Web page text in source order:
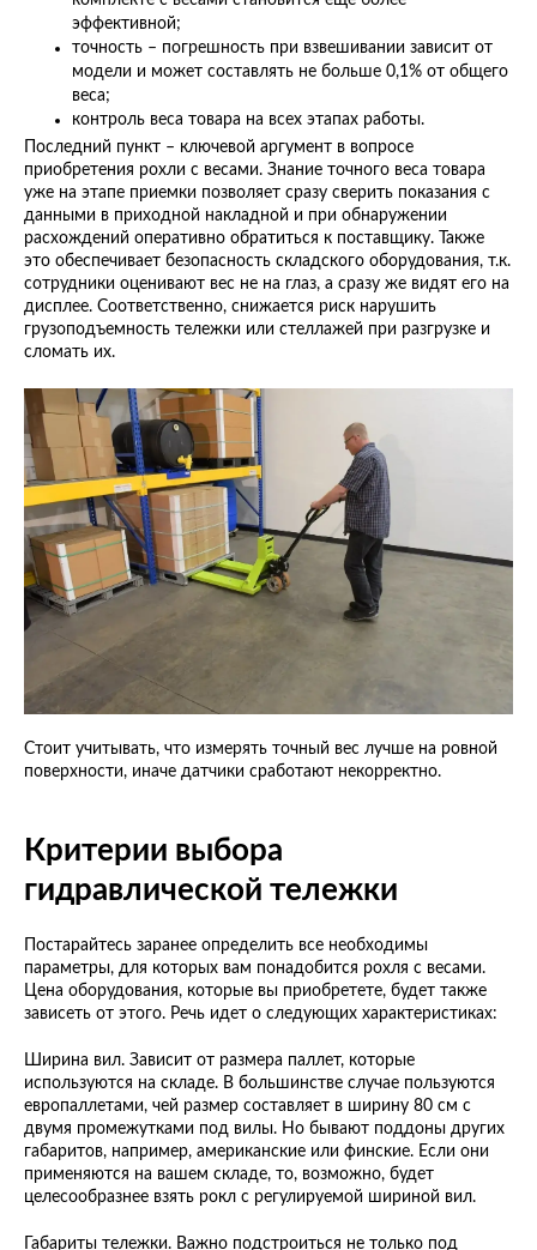
эффективной;
точность – погрешность при взвешивании зависит от
модели и может составлять не больше 0,1% от общего
веса;
контроль веса товара на всех этапах работы.
Последний пункт – ключевой аргумент в вопросе
приобретения рохли с весами. Знание точного веса товара
уже на этапе приемки позволяет сразу сверить показания с
данными в приходной накладной и при обнаружении
расхождений оперативно обратиться к поставщику. Также
это обеспечивает безопасность складского оборудования, т.к.
сотрудники оценивают вес не на глаз, а сразу же видят его на
дисплее. Соответственно, снижается риск нарушить
грузоподъемность тележки или стеллажей при разгрузке и
сломать их.
Стоит учитывать, что измерять точный вес лучше на ровной
поверхности, иначе датчики сработают некорректно.
Критерии выбора
гидравлической тележки
Постарайтесь заранее определить все необходимы
параметры, для которых вам понадобится рохля с весами.
Цена оборудования, которые вы приобретете, будет также
зависеть от этого. Речь идет о следующих характеристиках:
Ширина вил. Зависит от размера паллет, которые
используются на складе. В большинстве случае пользуются
европаллетами, чей размер составляет в ширину 80 см с
двумя промежутками под вилы. Но бывают поддоны других
габаритов, например, американские или финские. Если они
применяются на вашем складе, то, возможно, будет
целесообразнее взять рокл с регулируемой шириной вил.
Габариты тележки. Важно подстроиться не только под